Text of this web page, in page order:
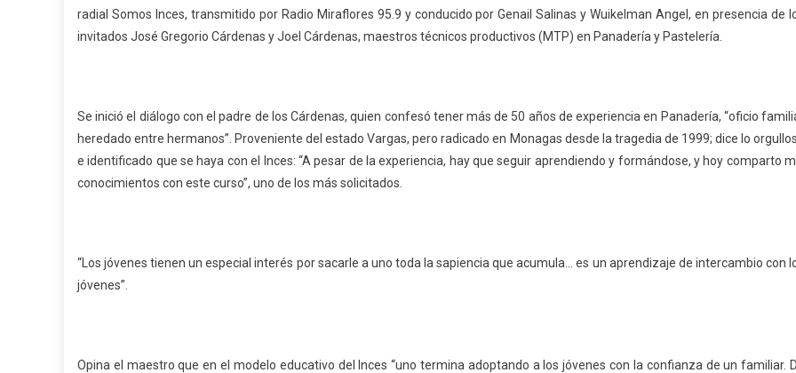
radial Somos Inces, transmitido por Radio Miraflores 95.9 y conducido por Genail Salinas y Wuikelman Angel, en presencia de
invitados José Gregorio Cárdenas y Joel Cárdenas, maestros técnicos productivos (MTP) en Panadería y Pastelería.
Se inició el diálogo con el padre de los Cárdenas, quien confesó tener más de 50 años de experiencia en Panadería, “oficio
heredado entre hermanos”. Proveniente del estado Vargas, pero radicado en Monagas desde la tragedia de 1999; dice lo
e identificado que se haya con el Inces: “A pesar de la experiencia, hay que seguir aprendiendo y formándose, y hoy comparto
conocimientos con este curso”, uno de los más solicitados.
“Los jóvenes tienen un especial interés por sacarle a uno toda la sapiencia que acumula… es un aprendizaje de intercambio con
jóvenes”.
Opina el maestro que en el modelo educativo del Inces “uno termina adoptando a los jóvenes con la confianza de un familiar.